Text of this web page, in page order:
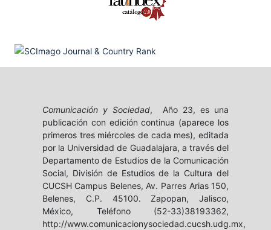
Comunicación y Sociedad, Año 23, es una
publicación con edición continua (aparece los
primeros tres miércoles de cada mes), editada
por la Universidad de Guadalajara, a través del
Departamento de Estudios de la Comunicación
Social, División de Estudios de la Cultura del
CUCSH Campus Belenes, Av. Parres Arias 150,
Belenes, C.P. 45100. Zapopan, Jalisco,
México, Teléfono (52-33)38193362,
http://www.comunicacionysociedad.cucsh.udg.mx,